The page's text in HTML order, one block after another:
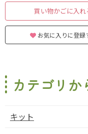
買い物かごに入れ
お気に入りに登録
カテゴリか
キット